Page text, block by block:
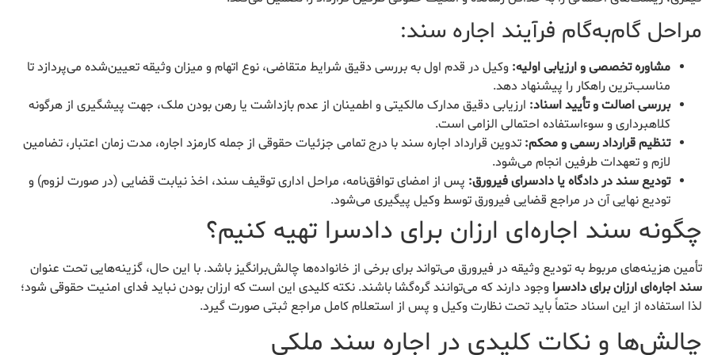
مراحل گام‌به‌گام فرآیند اجاره سند:
مشاوره تخصصی و ارزیابی اولیه: وکیل در قدم اول به بررسی دقیق شرایط متقاضی، نوع اتهام و میزان وثیقه تعیین‌شده می‌پردازد تا
مناسب‌ترین راهکار را پیشنهاد دهد.
بررسی اصالت و تأیید اسناد: ارزیابی دقیق مدارک مالکیتی و اطمینان از عدم بازداشت یا رهن بودن ملک، جهت پیشگیری از هرگونه
کلاهبرداری و سوءاستفاده احتمالی الزامی است.
تنظیم قرارداد رسمی و محکم: تدوین قرارداد اجاره سند با درج تمامی جزئیات حقوقی از جمله کارمزد اجاره، مدت زمان اعتبار، تضامین
لازم و تعهدات طرفین انجام می‌شود.
تودیع سند در دادگاه یا دادسرای فیرورق: پس از امضای توافق‌نامه، مراحل اداری توقیف سند، اخذ نیابت قضایی (در صورت لزوم) و
تودیع نهایی آن در مراجع قضایی فیرورق توسط وکیل پیگیری می‌شود.
چگونه سند اجاره‌ای ارزان برای دادسرا تهیه کنیم؟
تأمین هزینه‌های مربوط به تودیع وثیقه در فیرورق می‌تواند برای برخی از خانواده‌ها چالش‌برانگیز باشد. با این حال، گزینه‌هایی تحت عنوان
سند اجاره‌ای ارزان برای دادسرا وجود دارند که می‌توانند گره‌گشا باشند. نکته کلیدی این است که ارزان بودن نباید فدای امنیت حقوقی شود؛
لذا استفاده از این اسناد حتماً باید تحت نظارت وکیل و پس از استعلام کامل مراجع ثبتی صورت گیرد.
چالش‌ها و نکات کلیدی در اجاره سند ملکی